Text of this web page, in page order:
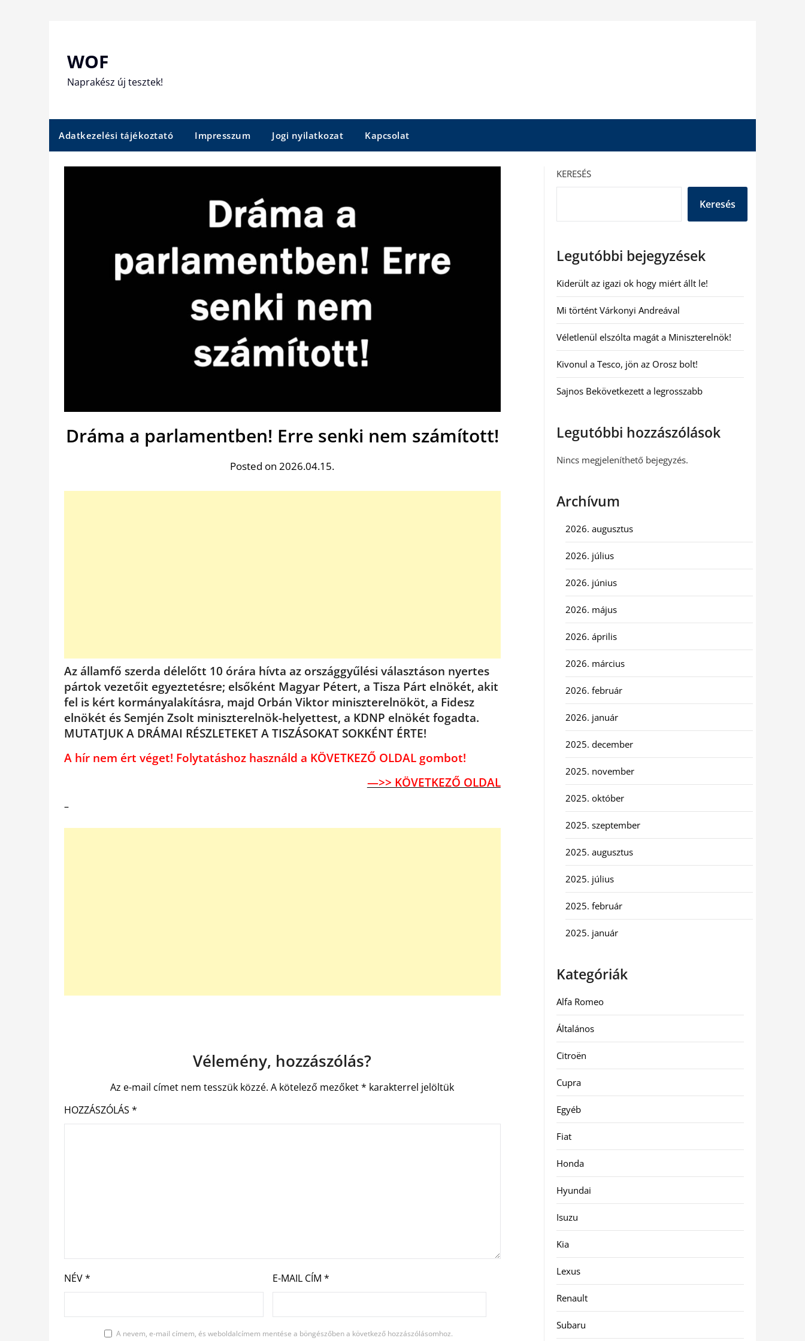
WOF
Naprakész új tesztek!
Adatkezelési tájékoztató Impresszum Jogi nyilatkozat Kapcsolat
Dráma a parlamentben! Erre senki nem számított!
Posted on 2026.04.15.
Az államfő szerda délelőtt 10 órára hívta az országgyűlési választáson nyertes
pártok vezetőit egyeztetésre; elsőként Magyar Pétert, a Tisza Párt elnökét, akit
fel is kért kormányalakításra, majd Orbán Viktor miniszterelnököt, a Fidesz
elnökét és Semjén Zsolt miniszterelnök-helyettest, a KDNP elnökét fogadta.
MUTATJUK A DRÁMAI RÉSZLETEKET A TISZÁSOKAT SOKKÉNT ÉRTE!
A hír nem ért véget! Folytatáshoz használd a KÖVETKEZŐ OLDAL gombot!
—>> KÖVETKEZŐ OLDAL
–
Vélemény, hozzászólás?
Az e-mail címet nem tesszük közzé. A kötelező mezőket* karakterrel jelöltük
HOZZÁSZÓLÁS *
NÉV* E-MAIL CÍM *
A nevem, e-mail címem, és weboldalcímem mentése a böngészőben a következő hozzászólásomhoz.
KERESÉS
Keresés
Legutóbbi bejegyzések
Kiderült az igazi ok hogy miért állt le!
Mi történt Várkonyi Andreával
Véletlenül elszólta magát a Miniszterelnök!
Kivonul a Tesco, jön az Orosz bolt!
Sajnos Bekövetkezett a legrosszabb
Legutóbbi hozzászólások
Nincs megjeleníthető bejegyzés.
Archívum
2026. augusztus
2026. július
2026. június
2026. május
2026. április
2026. március
2026. február
2026. január
2025. december
2025. november
2025. október
2025. szeptember
2025. augusztus
2025. július
2025. február
2025. január
Kategóriák
Alfa Romeo
Általános
Citroën
Cupra
Egyéb
Fiat
Honda
Hyundai
Isuzu
Kia
Lexus
Renault
Subaru